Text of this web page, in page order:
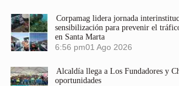
Corpamag lidera jornada
sensibilización para prevenir el
en Santa Marta
6:56 pm01 Ago 2026
Alcaldía llega a Los Fundadores y
oportunidades